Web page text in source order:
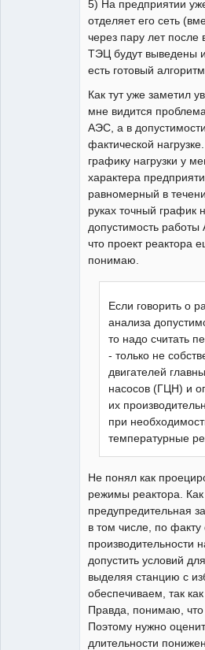
5) На предприятии
отделяет его сеть
через пару лет
ТЭЦ будут выведены
есть готовый
Как тут уже заметил
мне видится
АЭС, а в
фактической
графику нагрузки у
характера
равномерный в
руках точный график
допустимость
что проект реактора
понимаю.
Если говорить о
анализа
то надо считать
- только не
двигателей
насосов (ГЦН) и
их
при
температурные
Не понял как
режимы реактора.
предупредительная
в том числе, по факту
производительности
допустить условий
выделяя станцию с
обеспечиваем, так как
Правда, понимаю, что
Поэтому нужно
длительности